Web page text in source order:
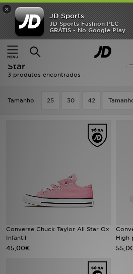
×
JD Sports
JD Sports Fashion PLC
GRÁTIS - No Google Play
Página principal
Cor-de-rosa
Cor-de-rosa Converse All
Star
3 produtos encontrados
Tamanho 25 30 42
Converse Chuck Taylor All Star Ox
Infantil
45,00€
High
INÍCIO
Promoções
NOVIDADES
FUTEBOL JD
VER MARCAS
LOCALIZADOR DE LOJAS